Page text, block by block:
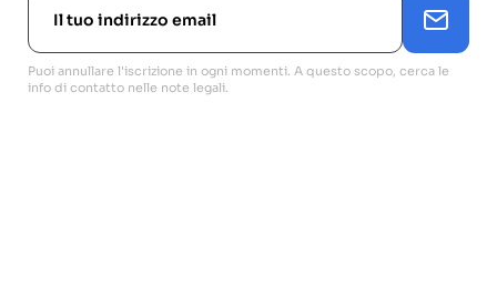
Puoi annullare l'iscrizione in ogni momenti. A questo scopo, cerca le
info di contatto nelle note legali.